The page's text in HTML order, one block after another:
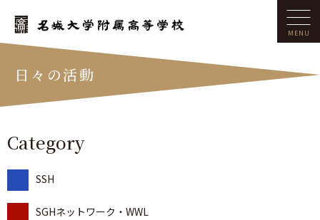
日々の活動
Category
SSH
SGHネットワーク・WWL